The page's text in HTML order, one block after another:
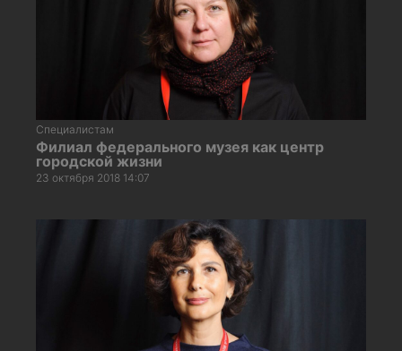
Специалистам
Филиал федерального музея как центр
городской жизни
23 октября 2018 14:07